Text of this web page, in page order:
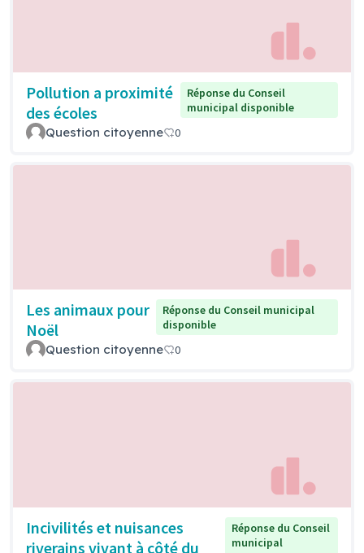
Pollution a proximité
des écoles
Réponse du Conseil
municipal disponible
Question citoyenne 0
Les animaux pour
Noël
Réponse du Conseil municipal
disponible
Question citoyenne 0
Incivilités et nuisances
riverains vivant à côté du
Réponse du Conseil
municipal